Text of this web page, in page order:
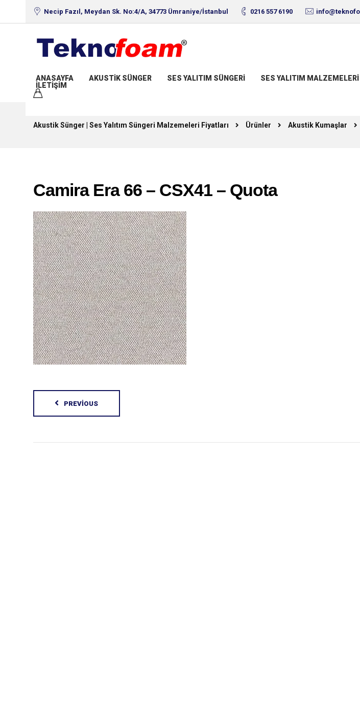
Necip Fazıl, Meydan Sk. No:4/A, 34773 Ümraniye/İstanbul 0216 557 6190
ANASAYFA AKUSTIK SÜNGER SES YALITIM SÜNGERI SES YALITIM MALZEMELERI
İLETIŞIM
Akustik Sünger | Ses Yalıtım Süngeri Malzemeleri Fiyatları Ürünler Akustik Kumaşlar
Camira Era 66 – CSX41 – Quota
PREVIOUS